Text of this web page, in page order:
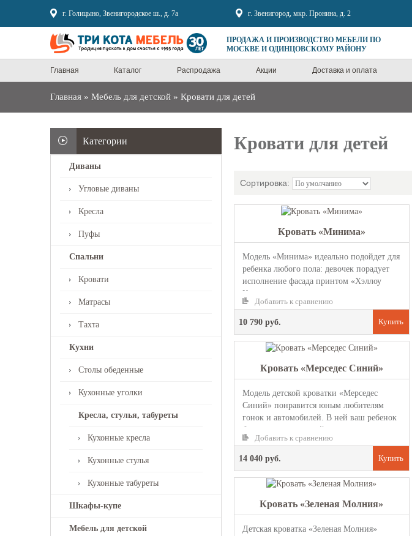
г. Голицыно, Звенигородское ш., д. 7а г. Звенигород, мкр. Пронина, д. 2
ПРОДАЖА И ПРОИЗВОДСТВО МЕБЕЛИ ПО
МОСКВЕ И ОДИНЦОВСКОМУ РАЙОНУ
Главная Каталог Распродажа Акции Доставка и оплата
Главная » Мебель для детской » Кровати для детей
Категории
Диваны
Угловые диваны
Кресла
Пуфы
Спальни
Кровати
Матрасы
Тахта
Кухни
Столы обеденные
Кухонные уголки
Кресла, стулья, табуреты
Кухонные кресла
Кухонные стулья
Кухонные табуреты
Шкафы-купе
Мебель для детской
Кровати для детей
Сортировка:
Кровать «Минима»
Модель «Минима» идеально подойдет для
ребенка любого пола: девочек порадует
исполнение фасада принтом «Хэллоу
Китти», а для мальчиков соз...
Добавить к сравнению
10 790 руб.
Кровать «Мерседес Синий»
Модель детской кроватки «Мерседес
Синий» понравится юным любителям
гонок и автомобилей. В ней ваш ребенок
будет засыпать спокойным сном, ...
Добавить к сравнению
14 040 руб.
Кровать «Зеленая Молния»
Детская кроватка «Зеленая Молния»